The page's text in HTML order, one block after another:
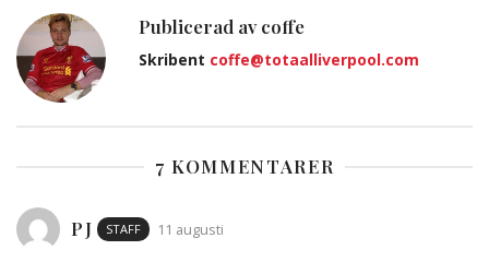
Publicerad av coffe
Skribent coffe@totaalliverpool.com
7 KOMMENTARER
PJ STAFF 11 augusti